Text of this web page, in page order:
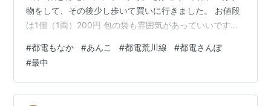
物をして、その後少し歩いて買いに行きました。 お値段
は1個（1両）200円 包の袋も雰囲気があっていいです
箱のデザインは他にも何種類かありました。 中身の最中
も都電の形をしています。 中に柔らかいお餅とあんこが
入っていました。娘はまだお餅デビューしていないの
で、あんこをなめるだけで我慢です(^o^;) 最中の皮がホ
#都電もなか #あんこ #都電荒川線 #都電さんぽ
#最中